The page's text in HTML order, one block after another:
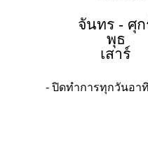
จันทร - ศุก
พุธ
เสาร์
- ปิดทำการทุกวันอา